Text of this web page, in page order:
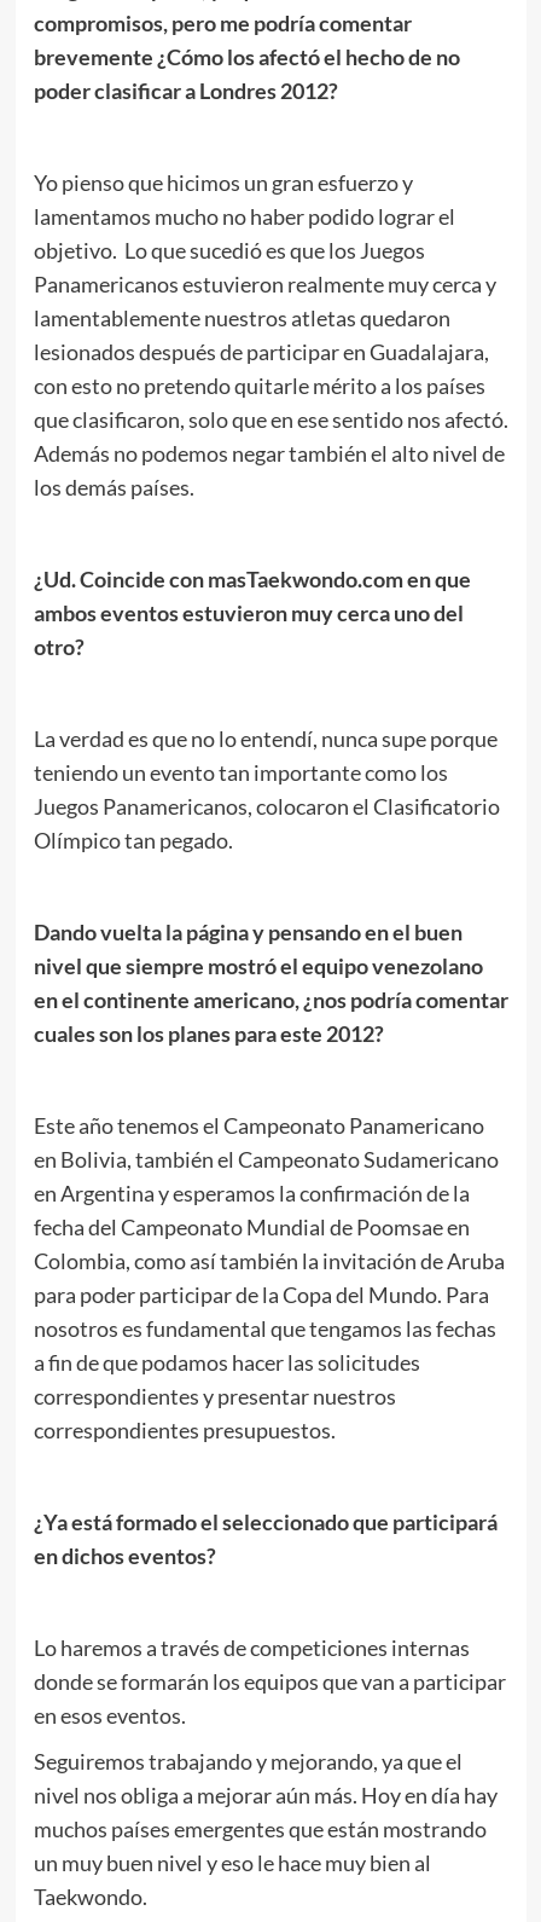
compromisos, pero me podría comentar
brevemente ¿Cómo los afectó el hecho de no
poder clasificar a Londres 2012?
Yo pienso que hicimos un gran esfuerzo y
lamentamos mucho no haber podido lograr el
objetivo. Lo que sucedió es que los Juegos
Panamericanos estuvieron realmente muy cerca y
lamentablemente nuestros atletas quedaron
lesionados después de participar en Guadalajara,
con esto no pretendo quitarle mérito a los países
que clasificaron, solo que en ese sentido nos afectó.
Además no podemos negar también el alto nivel de
los demás países.
¿Ud. Coincide con masTaekwondo.com en que
ambos eventos estuvieron muy cerca uno del
otro?
La verdad es que no lo entendí, nunca supe porque
teniendo un evento tan importante como los
Juegos Panamericanos, colocaron el Clasificatorio
Olímpico tan pegado.
Dando vuelta la página y pensando en el buen
nivel que siempre mostró el equipo venezolano
en el continente americano, ¿nos podría comentar
cuales son los planes para este 2012?
Este año tenemos el Campeonato Panamericano
en Bolivia, también el Campeonato Sudamericano
en Argentina y esperamos la confirmación de la
fecha del Campeonato Mundial de Poomsae en
Colombia, como así también la invitación de Aruba
para poder participar de la Copa del Mundo. Para
nosotros es fundamental que tengamos las fechas
a fin de que podamos hacer las solicitudes
correspondientes y presentar nuestros
correspondientes presupuestos.
¿Ya está formado el seleccionado que participará
en dichos eventos?
Lo haremos a través de competiciones internas
donde se formarán los equipos que van a participar
en esos eventos.
Seguiremos trabajando y mejorando, ya que el
nivel nos obliga a mejorar aún más. Hoy en día hay
muchos países emergentes que están mostrando
un muy buen nivel y eso le hace muy bien al
Taekwondo.